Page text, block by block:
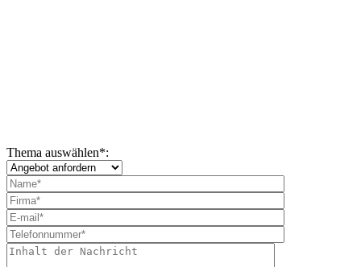
Thema auswählen*: